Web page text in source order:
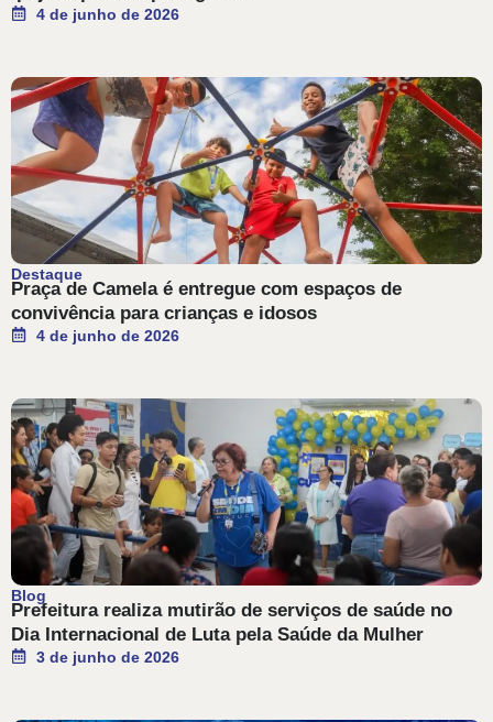
4 de junho de 2026
Destaque
Praça de Camela é entregue com espaços de
convivência para crianças e idosos
4 de junho de 2026
Blog
Prefeitura realiza mutirão de serviços de saúde no
Dia Internacional de Luta pela Saúde da Mulher
3 de junho de 2026